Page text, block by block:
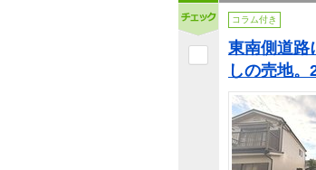
コラム付き
東南側道路
しの売地。